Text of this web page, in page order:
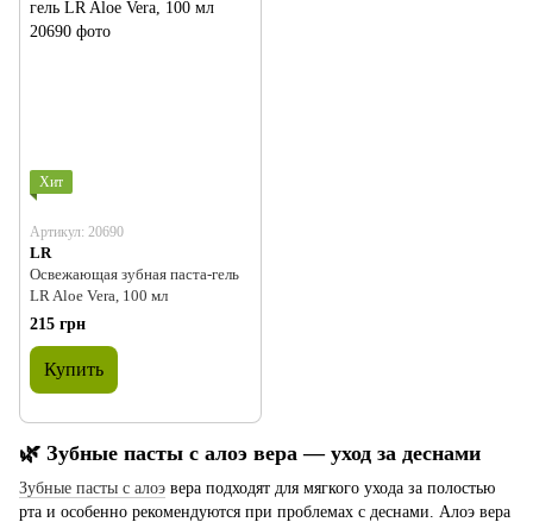
Хит
Артикул: 20690
LR
Освежающая зубная паста-гель
LR Aloe Vera, 100 мл
215 грн
Купить
🌿 Зубные пасты с алоэ вера — уход за деснами
Зубные пасты с алоэ вера подходят для мягкого ухода за полостью
рта и особенно рекомендуются при проблемах с деснами. Алоэ вера